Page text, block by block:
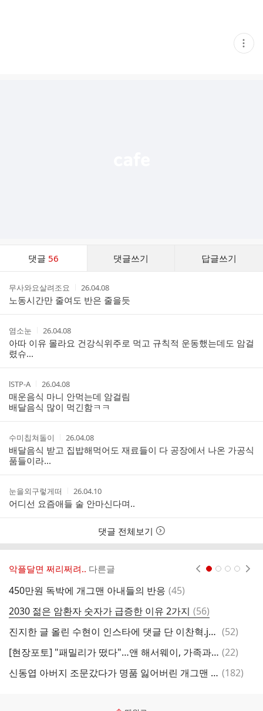
현
재
댓글 56 댓글쓰기 답글쓰기
스
작
성
자
무사와요살려조요
작
성
시
간
26.04.08
노동시간만 줄여도 반은 줄을듯
작
성
자
염소눈
작
성
시
26.04.08
아따 이유 몰라요 건강식위주로 먹고 규칙적 운동했는데도 암걸
렸슈...
작
성
자
lSTP-A
작
성
시
간
26.04.08
매운음식 마니 안먹는데 암걸림
배달음식 많이 먹긴함ㅋㅋ
작
성
자
수미칩쳐돌이
작
성
시
26.04.08
배달음식 받고 집밥해먹어도 재료들이 다 공장에서 나온 가공식
품들이라...
작
성
자
눈을외구렇게떠
작
성
시
간
26.04.10
어디선 요즘애들 술 안마신다며..
댓글 전체보기
악플달면 쩌리쩌려.. 다른글
450만원 독박에 개그맨 아내들의 반응 댓
(45)
2030 젊은 암환자 숫자가 급증한 이유 2가지 댓
글
(56)
진지한 글 올린 수현이 인스타에 댓글 단 이찬혁.jpg 댓
(52)
[현장포토] "패밀리가 떴다"…앤 해서웨이, 가족과 함께 내한 댓
(22)
신동엽 아버지 조문갔다가 명품 잃어버린 개그맨 박영진...jpg 댓
(182)